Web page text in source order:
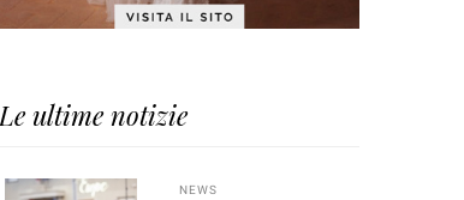
Le ultime notizie
NEWS